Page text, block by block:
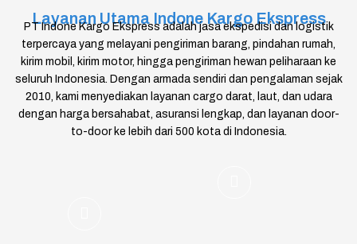
Layanan Utama Indone Kargo Ekspress
PT Indone Kargo Ekspress adalah jasa ekspedisi dan logistik
terpercaya yang melayani pengiriman barang, pindahan rumah,
kirim mobil, kirim motor, hingga pengiriman hewan peliharaan ke
seluruh Indonesia. Dengan armada sendiri dan pengalaman sejak
2010, kami menyediakan layanan cargo darat, laut, dan udara
dengan harga bersahabat, asuransi lengkap, dan layanan door-
to-door ke lebih dari 500 kota di Indonesia.